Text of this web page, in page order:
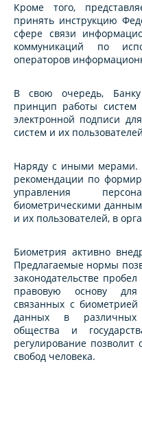
Кроме того,
принять инструкцию
сфере связи
коммуникаций по
операторов
В свою очередь,
принцип работы систем
электронной подписи
систем и их
Наряду с иными мерами.
рекомендации по
управления
биометрическими
и их пользователей, в
Биометрия активно
Предлагаемые нормы
законодательстве
правовую основу для
связанных с
данных в различных
общества и
регулирование
свобод человека.